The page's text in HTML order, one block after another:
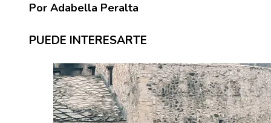
Por Adabella Peralta
PUEDE INTERESARTE